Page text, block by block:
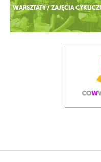
WARSZTATY / ZAJĘCIA